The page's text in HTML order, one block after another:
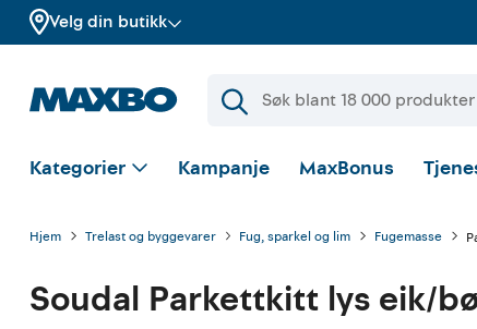
Velg din butikk
Kategorier Kampanje MaxBonus
Hjem Trelast og byggevarer Fug, sparkel og lim Fugemasse
Soudal Parkettkitt lys eik/